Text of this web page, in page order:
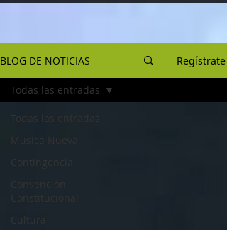
BLOG DE NOTICIAS Regístrate
Todas las entradas
Musica Nueva
Contingencia
Convención
Constitucional
Cultura
Todas las entradas